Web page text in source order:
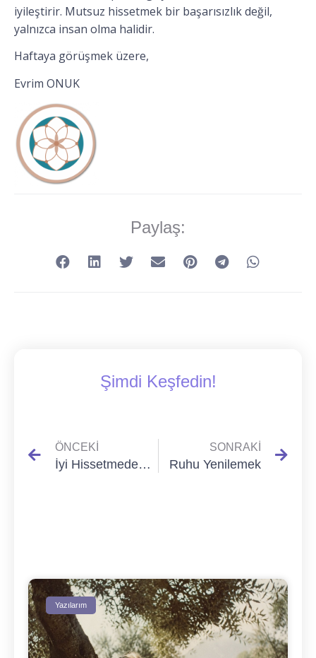
iyileştirir. Mutsuz hissetmek bir başarısızlık değil,
yalnızca insan olma halidir.
Haftaya görüşmek üzere,
Evrim ONUK
Paylaş:
Şimdi Keşfedin!
ÖNCEKI
İyi Hissetmeden Önce…
SONRAKI
Ruhu Yenilemek
Yazılarım